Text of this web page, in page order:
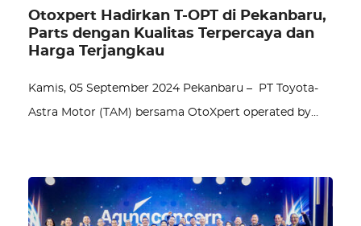
Otoxpert Hadirkan T-OPT di Pekanbaru,
Parts dengan Kualitas Terpercaya dan
Harga Terjangkau
Kamis, 05 September 2024 Pekanbaru – PT Toyota-
Astra Motor (TAM) bersama OtoXpert operated by…